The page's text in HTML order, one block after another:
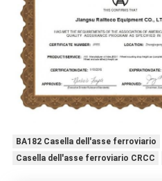
BA182 Casella dell'asse ferroviario
Casella dell'asse ferroviario CRCC